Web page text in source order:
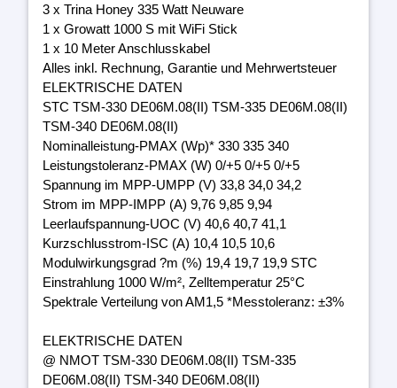
3 x Trina Honey 335 Watt Neuware
1 x Growatt 1000 S mit WiFi Stick
1 x 10 Meter Anschlusskabel
Alles inkl. Rechnung, Garantie und Mehrwertsteuer
ELEKTRISCHE DATEN
STC TSM-330 DE06M.08(II) TSM-335 DE06M.08(II)
TSM-340 DE06M.08(II)
Nominalleistung-PMAX (Wp)* 330 335 340
Leistungstoleranz-PMAX (W) 0/+5 0/+5 0/+5
Spannung im MPP-UMPP (V) 33,8 34,0 34,2
Strom im MPP-IMPP (A) 9,76 9,85 9,94
Leerlaufspannung-UOC (V) 40,6 40,7 41,1
Kurzschlusstrom-ISC (A) 10,4 10,5 10,6
Modulwirkungsgrad ?m (%) 19,4 19,7 19,9 STC
Einstrahlung 1000 W/m², Zelltemperatur 25°C
Spektrale Verteilung von AM1,5 *Messtoleranz: ±3%
ELEKTRISCHE DATEN
@ NMOT TSM-330 DE06M.08(II) TSM-335
DE06M.08(II) TSM-340 DE06M.08(II)